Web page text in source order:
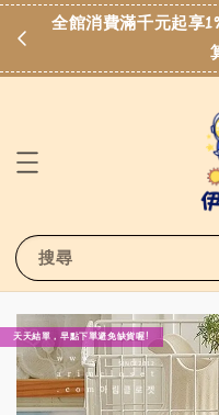
全館消費滿千元起享
搜尋
天天結單，早點下單避免缺貨喔!